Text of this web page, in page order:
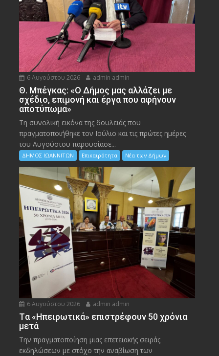
6 Αυγούστου 2026 admin admin
Θ. Μπέγκας: «Ο Δήμος μας αλλάζει με
σχέδιο, επιμονή και έργα που αφήνουν
αποτύπωμα»
Τη συνολική εικόνα της δουλειάς που
πραγματοποιήθηκε τον Ιούλιο και τις πρώτες ημέρες
του Αυγούστου παρουσίασε...
ΔΗΜΟΣ ΙΩΑΝΝΙΤΩΝ Επικαιρότητα Νέα των Δήμων
6 Αυγούστου 2026 admin admin
Tα «Ηπειρωτικά» επιστρέφουν 50 χρόνια
μετά
Την πραγματοποίηση μιας επετειακής σειράς
εκδηλώσεων με στόχο την αναβίωση των